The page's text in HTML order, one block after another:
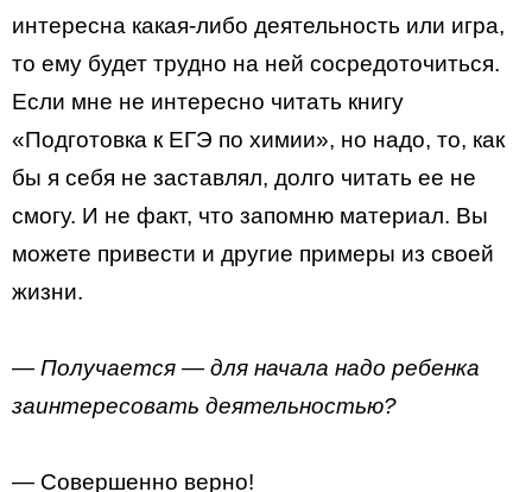
интересна какая-либо деятельность или игра,
то ему будет трудно на ней сосредоточиться.
Если мне не интересно читать книгу
«Подготовка к ЕГЭ по химии», но надо, то, как
бы я себя не заставлял, долго читать ее не
смогу. И не факт, что запомню материал. Вы
можете привести и другие примеры из своей
жизни.
— Получается — для начала надо ребенка
заинтересовать деятельностью?
— Совершенно верно!